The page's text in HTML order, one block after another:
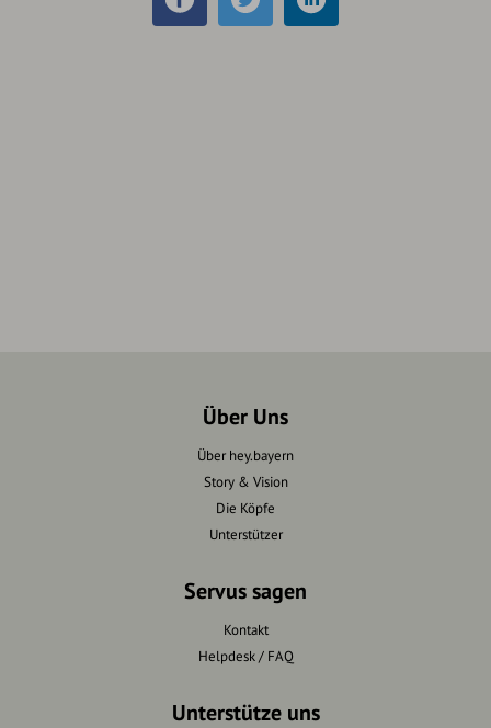
Über Uns
Über hey.bayern
Story & Vision
Die Köpfe
Unterstützer
Servus sagen
Kontakt
Helpdesk / FAQ
Unterstütze uns